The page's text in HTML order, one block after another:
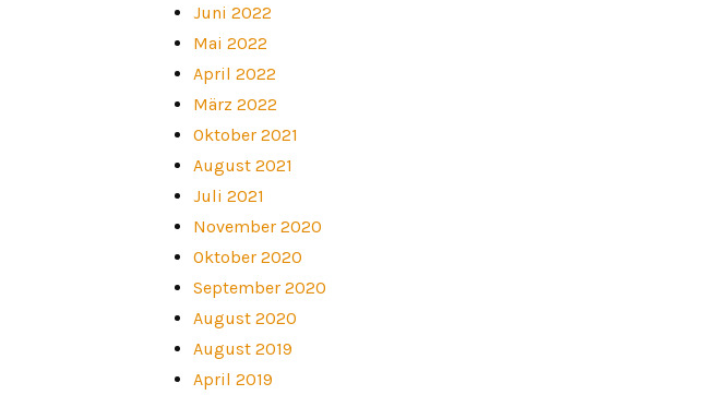
Juni 2022
Mai 2022
April 2022
März 2022
Oktober 2021
August 2021
Juli 2021
November 2020
Oktober 2020
September 2020
August 2020
August 2019
April 2019